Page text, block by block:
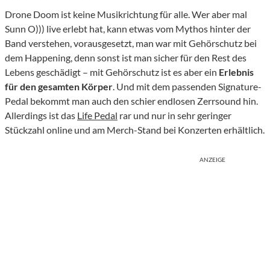
Drone Doom ist keine Musikrichtung für alle. Wer aber mal
Sunn O))) live erlebt hat, kann etwas vom Mythos hinter der
Band verstehen, vorausgesetzt, man war mit Gehörschutz bei
dem Happening, denn sonst ist man sicher für den Rest des
Lebens geschädigt – mit Gehörschutz ist es aber ein Erlebnis
für den gesamten Körper. Und mit dem passenden Signature-
Pedal bekommt man auch den schier endlosen Zerrsound hin.
Allerdings ist das Life Pedal rar und nur in sehr geringer
Stückzahl online und am Merch-Stand bei Konzerten erhältlich.
ANZEIGE